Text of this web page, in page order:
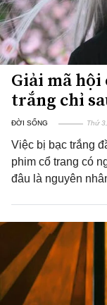
Giải mã
trắng chỉ
ĐỜI SỐNG Thứ
Việc bị bạc trắng
phim cổ trang có
đâu là nguyên